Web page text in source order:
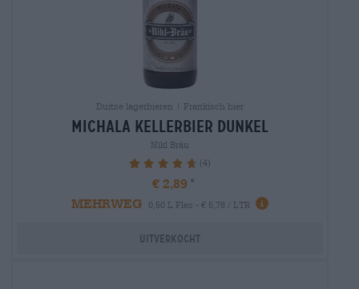
Duitse lagerbieren | Frankisch bier
michala kellerbier dunkel
Nikl Bräu
95% (4)
€ 2,89
MEHRWEG
0,50 L Fles - € 5,78 / LTR
Uitverkocht